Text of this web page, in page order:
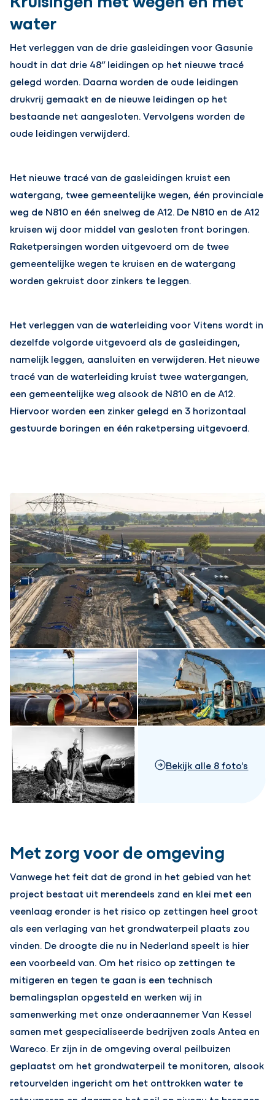
water
Het verleggen van de drie gasleidingen voor Gasunie
houdt in dat drie 48” leidingen op het nieuwe tracé
gelegd worden. Daarna worden de oude leidingen
drukvrij gemaakt en de nieuwe leidingen op het
bestaande net aangesloten. Vervolgens worden de
oude leidingen verwijderd.
Het nieuwe tracé van de gasleidingen kruist een
watergang, twee gemeentelijke wegen, één provinciale
weg de N810 en één snelweg de A12. De N810 en de A12
kruisen wij door middel van gesloten front boringen.
Raketpersingen worden uitgevoerd om de twee
gemeentelijke wegen te kruisen en de watergang
worden gekruist door zinkers te leggen.
Het verleggen van de waterleiding voor Vitens wordt in
dezelfde volgorde uitgevoerd als de gasleidingen,
namelijk leggen, aansluiten en verwijderen. Het nieuwe
tracé van de waterleiding kruist twee watergangen,
een gemeentelijke weg alsook de N810 en de A12.
Hiervoor worden een zinker gelegd en 3 horizontaal
gestuurde boringen en één raketpersing uitgevoerd.
Bekijk alle 8 foto's
Met zorg voor de omgeving
Vanwege het feit dat de grond in het gebied van het
project bestaat uit merendeels zand en klei met een
veenlaag eronder is het risico op zettingen heel groot
als een verlaging van het grondwaterpeil plaats zou
vinden. De droogte die nu in Nederland speelt is hier
een voorbeeld van. Om het risico op zettingen te
mitigeren en tegen te gaan is een technisch
bemalingsplan opgesteld en werken wij in
samenwerking met onze onderaannemer Van Kessel
samen met gespecialiseerde bedrijven zoals Antea en
Wareco. Er zijn in de omgeving overal peilbuizen
geplaatst om het grondwaterpeil te monitoren, alsook
retourvelden ingericht om het onttrokken water te